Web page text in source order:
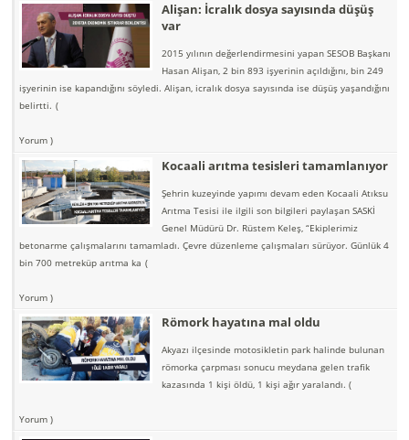
Alişan: İcralık dosya sayısında düşüş
var
2015 yılının değerlendirmesini yapan SESOB Başkanı
Hasan Alişan, 2 bin 893 işyerinin açıldığını, bin 249
işyerinin ise kapandığını söyledi. Alişan, icralık dosya sayısında ise düşüş yaşandığını
belirtti. (
Yorum )
Kocaali arıtma tesisleri tamamlanıyor
Şehrin kuzeyinde yapımı devam eden Kocaali Atıksu
Arıtma Tesisi ile ilgili son bilgileri paylaşan SASKİ
Genel Müdürü Dr. Rüstem Keleş, “Ekiplerimiz
betonarme çalışmalarını tamamladı. Çevre düzenleme çalışmaları sürüyor. Günlük 4
bin 700 metreküp arıtma ka (
Yorum )
Römork hayatına mal oldu
Akyazı ilçesinde motosikletin park halinde bulunan
römorka çarpması sonucu meydana gelen trafik
kazasında 1 kişi öldü, 1 kişi ağır yaralandı. (
Yorum )